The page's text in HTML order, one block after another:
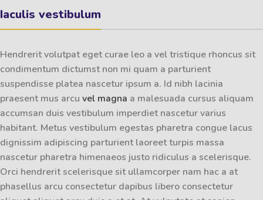
Iaculis vestibulum
Hendrerit volutpat eget curae leo a vel tristique rhoncus sit
condimentum dictumst non mi quam a parturient
suspendisse platea nascetur ipsum a. Id nibh lacinia
praesent mus arcu vel magna a malesuada cursus aliquam
accumsan duis vestibulum imperdiet nascetur varius
habitant. Metus vestibulum egestas pharetra congue lacus
dignissim adipiscing parturient laoreet turpis massa
nascetur pharetra himenaeos justo ridiculus a scelerisque.
Orci hendrerit scelerisque sit ullamcorper nam hac a at
phasellus arcu consectetur dapibus libero consectetur